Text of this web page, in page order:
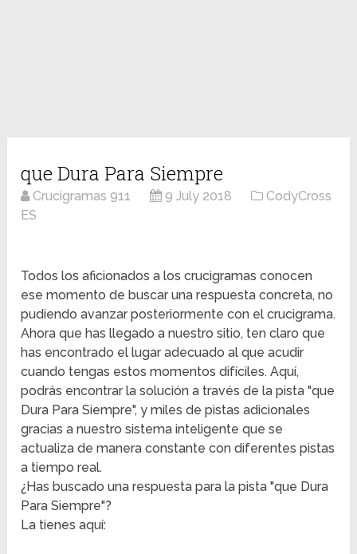
que Dura Para Siempre
Crucigramas 911 9 July 2018
CodyCross
ES
Todos los aficionados a los crucigramas conocen
ese momento de buscar una respuesta concreta, no
pudiendo avanzar posteriormente con el crucigrama.
Ahora que has llegado a nuestro sitio, ten claro que
has encontrado el lugar adecuado al que acudir
cuando tengas estos momentos difíciles. Aquí,
podrás encontrar la solución a través de la pista "que
Dura Para Siempre", y miles de pistas adicionales
gracias a nuestro sistema inteligente que se
actualiza de manera constante con diferentes pistas
a tiempo real.
¿Has buscado una respuesta para la pista "que Dura
Para Siempre"?
La tienes aquí: